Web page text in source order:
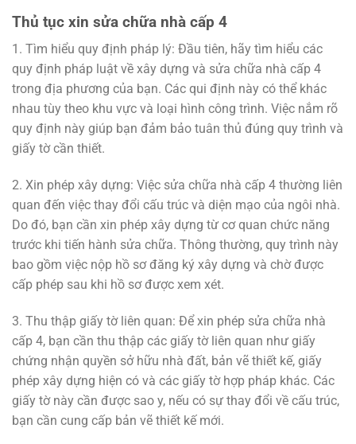
Thủ tục xin sửa chữa nhà cấp 4
1. Tìm hiểu quy định pháp lý: Đầu tiên, hãy tìm hiểu các
quy định pháp luật về xây dựng và sửa chữa nhà cấp 4
trong địa phương của bạn. Các qui định này có thể khác
nhau tùy theo khu vực và loại hình công trình. Việc nắm rõ
quy định này giúp bạn đảm bảo tuân thủ đúng quy trình và
giấy tờ cần thiết.
2. Xin phép xây dựng: Việc sửa chữa nhà cấp 4 thường liên
quan đến việc thay đổi cấu trúc và diện mạo của ngôi nhà.
Do đó, bạn cần xin phép xây dựng từ cơ quan chức năng
trước khi tiến hành sửa chữa. Thông thường, quy trình này
bao gồm việc nộp hồ sơ đăng ký xây dựng và chờ được
cấp phép sau khi hồ sơ được xem xét.
3. Thu thập giấy tờ liên quan: Để xin phép sửa chữa nhà
cấp 4, bạn cần thu thập các giấy tờ liên quan như giấy
chứng nhận quyền sở hữu nhà đất, bản vẽ thiết kế, giấy
phép xây dựng hiện có và các giấy tờ hợp pháp khác. Các
giấy tờ này cần được sao y, nếu có sự thay đổi về cấu trúc,
bạn cần cung cấp bản vẽ thiết kế mới.